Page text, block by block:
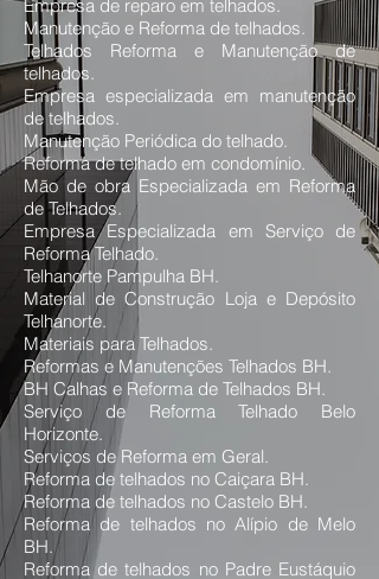
Empresa de reparo em telhados.
Manutenção e Reforma de telhados.
Telhados Reforma e Manutenção de
telhados.
Empresa especializada em manutenção
de telhados.
Manutenção Periódica do telhado.
Reforma de telhado em condomínio.
Mão de obra Especializada em Reforma
de Telhados.
Empresa Especializada em Serviço de
Reforma Telhado.
Telhanorte Pampulha BH.
Material de Construção Loja e Depósito
Telhanorte.
Materiais para Telhados.
Reformas e Manutenções Telhados BH.
BH Calhas e Reforma de Telhados BH.
Serviço de Reforma Telhado Belo
Horizonte.
Serviços de Reforma em Geral.
Reforma de telhados no Caiçara BH.
Reforma de telhados no Castelo BH.
Reforma de telhados no Alípio de Melo
BH.
Reforma de telhados no Padre Eustáquio